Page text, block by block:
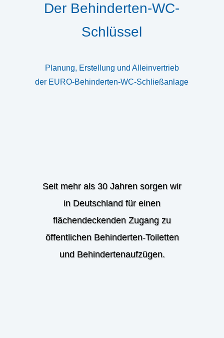
Der Behinderten-WC-
Schlüssel
Planung, Erstellung und Alleinvertrieb
der EURO-Behinderten-WC-Schließanlage
Seit mehr als 30 Jahren sorgen wir
in Deutschland für einen
flächendeckenden Zugang zu
öffentlichen Behinderten-Toiletten
und Behindertenaufzügen.